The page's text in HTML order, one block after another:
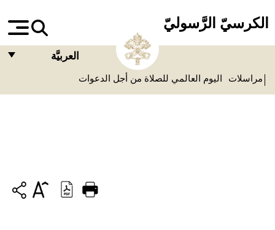
الكرسيّ الرَّسوليّ
العربيَّة
FRANÇAIS
DEUTSCH
مراسلات اليوم العالمي للصلاة من أجل الدعوات